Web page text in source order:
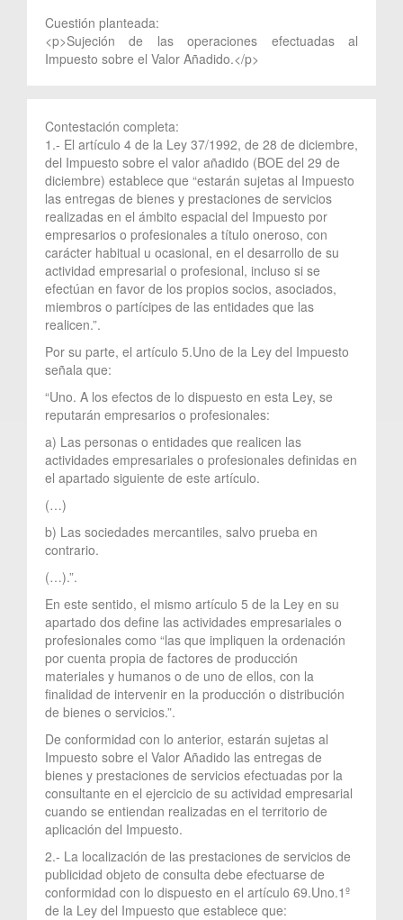
Cuestión planteada:
<p>Sujeción de las operaciones efectuadas al
Impuesto sobre el Valor Añadido.</p>
Contestación completa:
1.- El artículo 4 de la Ley 37/1992, de 28 de diciembre,
del Impuesto sobre el valor añadido (BOE del 29 de
diciembre) establece que “estarán sujetas al Impuesto
las entregas de bienes y prestaciones de servicios
realizadas en el ámbito espacial del Impuesto por
empresarios o profesionales a título oneroso, con
carácter habitual u ocasional, en el desarrollo de su
actividad empresarial o profesional, incluso si se
efectúan en favor de los propios socios, asociados,
miembros o partícipes de las entidades que las
realicen.”.
Por su parte, el artículo 5.Uno de la Ley del Impuesto
señala que:
“Uno. A los efectos de lo dispuesto en esta Ley, se
reputarán empresarios o profesionales:
a) Las personas o entidades que realicen las
actividades empresariales o profesionales definidas en
el apartado siguiente de este artículo.
(…)
b) Las sociedades mercantiles, salvo prueba en
contrario.
(…).”.
En este sentido, el mismo artículo 5 de la Ley en su
apartado dos define las actividades empresariales o
profesionales como “las que impliquen la ordenación
por cuenta propia de factores de producción
materiales y humanos o de uno de ellos, con la
finalidad de intervenir en la producción o distribución
de bienes o servicios.”.
De conformidad con lo anterior, estarán sujetas al
Impuesto sobre el Valor Añadido las entregas de
bienes y prestaciones de servicios efectuadas por la
consultante en el ejercicio de su actividad empresarial
cuando se entiendan realizadas en el territorio de
aplicación del Impuesto.
2.- La localización de las prestaciones de servicios de
publicidad objeto de consulta debe efectuarse de
conformidad con lo dispuesto en el artículo 69.Uno.1º
de la Ley del Impuesto que establece que: